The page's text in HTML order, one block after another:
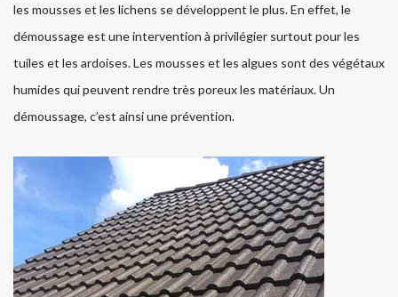
les mousses et les lichens se développent le plus. En effet, le
démoussage est une intervention à privilégier surtout pour les
tuiles et les ardoises. Les mousses et les algues sont des végétaux
humides qui peuvent rendre très poreux les matériaux. Un
démoussage, c’est ainsi une prévention.